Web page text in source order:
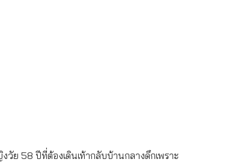
วัย 58 ปีที่ต้องเดินเท้ากลับบ้านกลางดึกเพราะ